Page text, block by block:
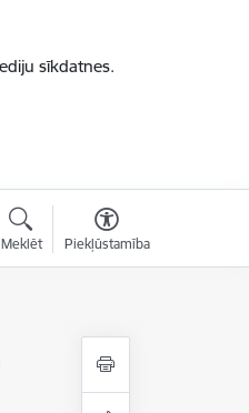
sīkdatnes.
Meklēt Piekļūstamība